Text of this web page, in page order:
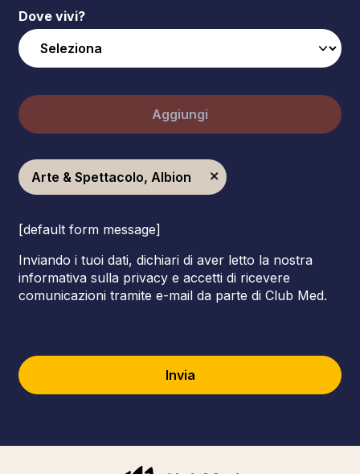
Dove vivi?
Aggiungi
Arte & Spettacolo, Albion
[default form message]
Inviando i tuoi dati, dichiari di aver letto la nostra
informativa sulla privacy e accetti di ricevere
comunicazioni tramite e-mail da parte di Club Med.
Invia